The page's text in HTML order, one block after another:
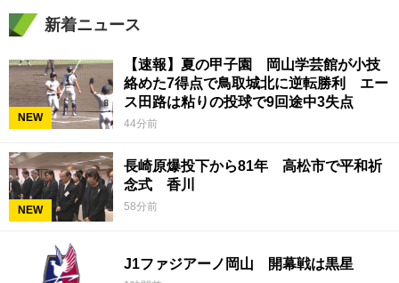
新着ニュース
NEW
【速報】夏の甲子園 岡山学芸館が小技
絡めた7得点で鳥取城北に逆転勝利 エー
ス田路は粘りの投球で9回途中3失点
44分前
NEW
長崎原爆投下から81年 高松市で平和祈
念式 香川
58分前
J1ファジアーノ岡山 開幕戦は黒星